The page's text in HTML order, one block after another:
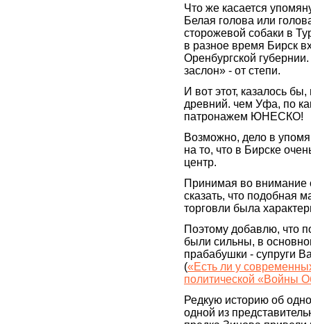
Что же касается
Белая голова или
сторожевой собаки в
в разное время Бирск
Оренбургской
заслон» - от степи.
И вот этот, казалось
древний. чем Уфа, по
патронажем ЮНЕСКО!
Возможно, дело в
на то, что в Бирске
центр.
Принимая во
сказать, что подобная
торговли была
Поэтому добавлю, что
были сильны, в
прабабушки - супруги
(«Есть ли у
политической «Войны
Редкую историю об
одной из